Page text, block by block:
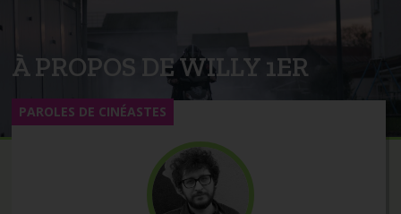
À PROPOS DE WILLY 1ER
PAROLES DE CINÉASTES